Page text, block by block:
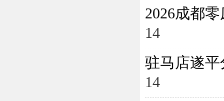
2026成都
14
驻马店遂平
14